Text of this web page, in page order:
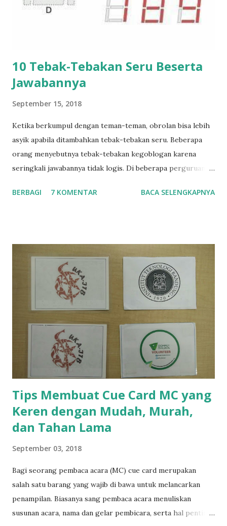
10 Tebak-Tebakan Seru Beserta
Jawabannya
September 15, 2018
Ketika berkumpul dengan teman-teman, obrolan bisa lebih
asyik apabila ditambahkan tebak-tebakan seru. Beberapa
orang menyebutnya tebak-tebakan kegoblogan karena
seringkali jawabannya tidak logis. Di beberapa perguruan
taplok (tata tertib kelompok) atau mentor kelompok
Magic , dll. Intinya, warna yang ditentukan oleh Game
Master (GM). Istilah Game Master maksudnya orang yang
memberi tebak-tebakan pada permainan. Biasanya GM akan
dibantu oleh seorang asisten. GM akan disuruh menutup
mata, kemudian orang lain memilih sebuah barang. Dengan
dibantu asisten, GM akan berhasil menebak barang yang
dipilih. Lalu GM akan bertanya bagaimana caranya.
Jawabannya adalah asisten membantu GM menebak dengan
menyebut...
BERBAGI 7 KOMENTAR BACA SELENGKAPNYA
Tips Membuat Cue Card MC yang
Keren dengan Mudah, Murah,
dan Tahan Lama
September 03, 2018
Bagi seorang pembaca acara (MC) cue card merupakan
salah satu barang yang wajib di bawa untuk melancarkan
penampilan. Biasanya sang pembaca acara menuliskan
susunan acara, nama dan gelar pembicara, serta hal penting